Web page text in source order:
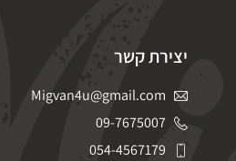
יצירת קשר
Migvan4u@gmail.com
09-7675007
054-4567179